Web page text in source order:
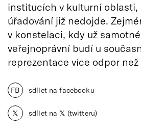
institucích v kulturní oblasti,
úřadování již nedojde.
v konstelaci, kdy už
veřejnoprávní budí u
reprezentace více odpor
FB sdílet na facebooku
𝕏 sdílet na 𝕏 (twitteru)